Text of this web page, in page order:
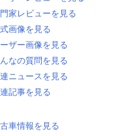
家レビューを見る
画像を見る
ザー画像を見る
なの質問を見る
ニュースを見る
記事を見る
車情報を見る